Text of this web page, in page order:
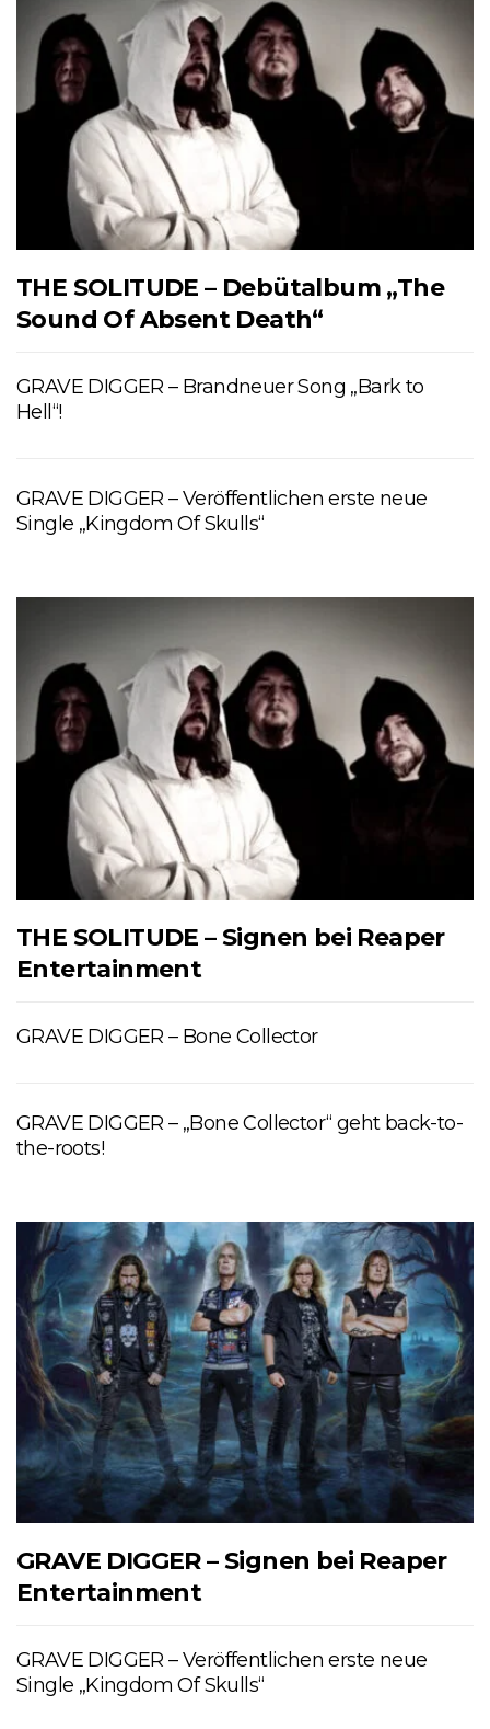
THE SOLITUDE – Debütalbum „The
Sound Of Absent Death“
GRAVE DIGGER – Brandneuer Song „Bark to
Hell“!
GRAVE DIGGER – Veröffentlichen erste neue
Single „Kingdom Of Skulls“
THE SOLITUDE – Signen bei Reaper
Entertainment
GRAVE DIGGER – Bone Collector
GRAVE DIGGER – „Bone Collector“ geht back-to-
the-roots!
GRAVE DIGGER – Signen bei Reaper
Entertainment
GRAVE DIGGER – Veröffentlichen erste neue
Single „Kingdom Of Skulls“